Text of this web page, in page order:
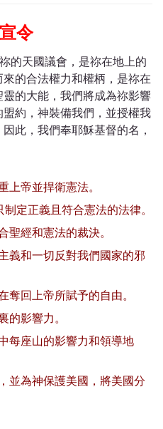
令
的天國議會，是祢在地上的
的合法權力和權柄， 是祢在
靈的大能，我們將成為祢影響
盟約，神裝備我們，並授權我
此，我們奉耶穌基督的名，
上帝並捍衛憲法。
制定正義且符合憲法的法律。
聖經和憲法的裁決。
義和一切反對我們國家的邪
奪回上帝所賦予的自由。
的影響力。
每座山的影響力和領導地
並為神保護美國，將美國分